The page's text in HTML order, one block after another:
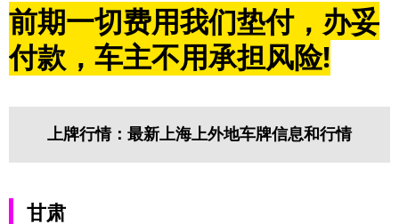
前期一切费用我们垫付，办妥
付款，车主不用承担风险!
上牌行情：最新上海上外地车牌信息和行情
甘肃